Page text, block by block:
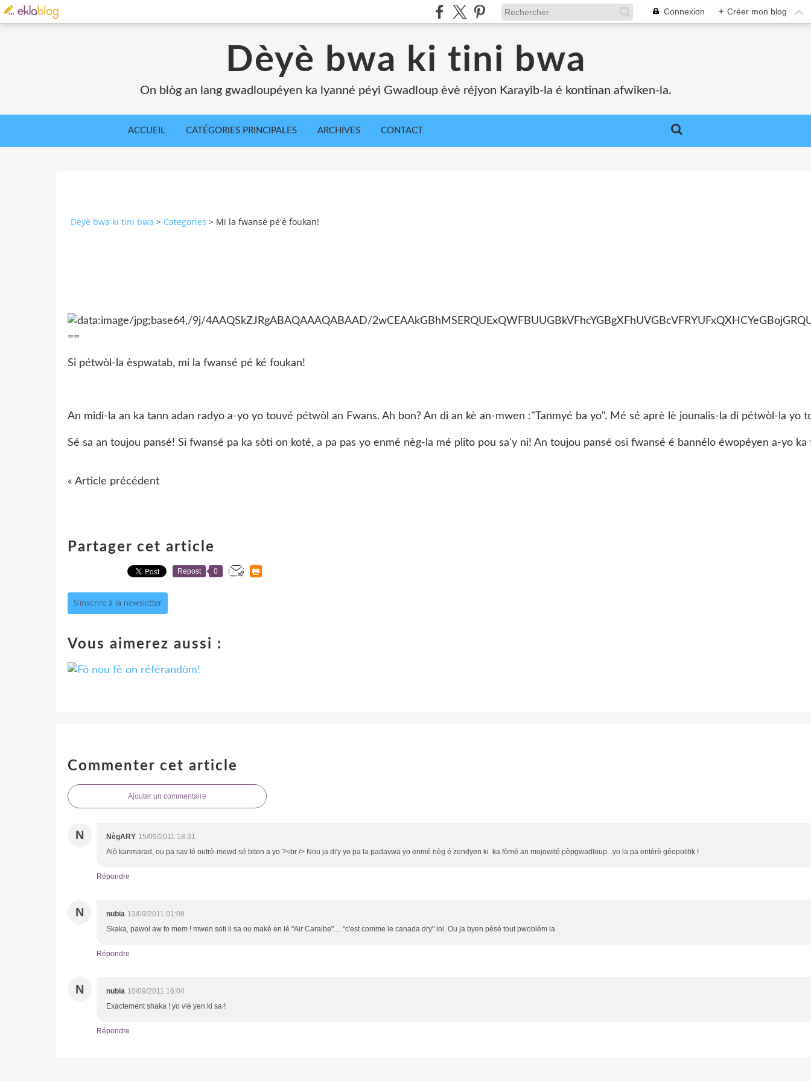
Connexion + Créer mon blog
Dèyè bwa ki tini bwa
On blòg an lang gwadloupéyen ka lyanné péyi Gwadloup èvè réjyon Karayib-la é kontinan afwiken-la.
ACCUEIL CATÉGORIES PRINCIPALES ARCHIVES CONTACT
Dèyè bwa ki tini bwa > Categories > Mi la fwansé pé'é foukan!
Si pétwòl-la èspwatab, mi la fwansé pé ké foukan!
An midi-la an ka tann adan radyo a-yo yo touvé pétwòl an Fwans. Ah bon? An di an kè an-mwen :"Tanmyé ba yo". Mé sé aprè lè jounalis-la di pétwòl-la
Sé sa an toujou pansé! Si fwansé pa ka sòti on koté, a pa pas yo enmé nèg-la mé plito pou sa'y ni! An toujou pansé osi fwansé é bannélo éwopéyen a-
« Article précédent
Partager cet article
Repost 0
S'inscrire à la newsletter
Vous aimerez aussi :
Commenter cet article
Ajouter un commentaire
N NègARY 15/09/2011 18:31
Alò kanmarad, ou pa sav lé outrè-mewd sé biten a yo ?<br /> Nou ja di'y yo pa la padavwa yo enmé nèg é zendyen ki ka fòmé an mojowité pèpgwadloup...yo la pa entèrè géopolitik !
Répondre
N nubia 13/09/2011 01:08
Skaka, pawol aw fo mem ! mwen soti li sa ou maké en lè "Air Caraibe".... "c'est comme le canada dry" lol. Ou ja byen pésé tout pwoblèm la
Répondre
N nubia 10/09/2011 16:04
Exactement shaka ! yo vlé yen ki sa !
Répondre